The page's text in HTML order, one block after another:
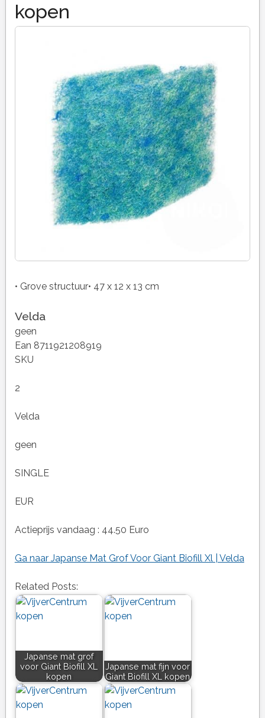
kopen
• Grove structuur• 47 x 12 x 13 cm
Velda
geen
Ean 8711921208919
SKU
2
Velda
geen
SINGLE
EUR
Actieprijs vandaag : 44.50 Euro
Ga naar Japanse Mat Grof Voor Giant Biofill Xl | Velda
Related Posts:
Japanse mat grof
voor Giant Biofill XL
kopen
Japanse mat fijn voor
Giant Biofill XL kopen